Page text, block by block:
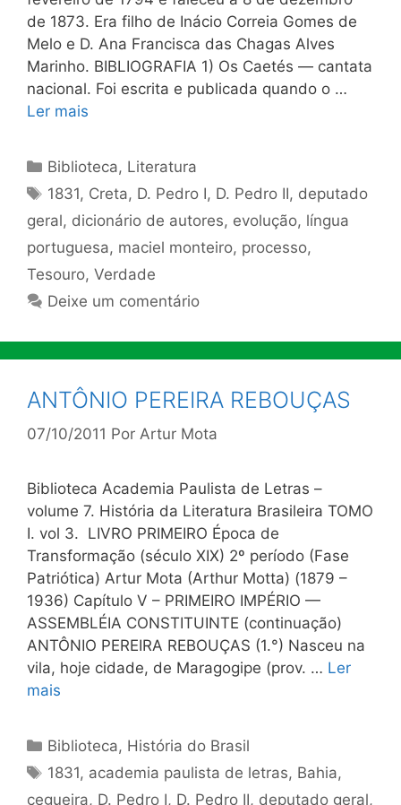
de 1873. Era filho de Inácio Correia Gomes de
Melo e D. Ana Francisca das Chagas Alves
Marinho. BIBLIOGRAFIA 1) Os Caetés — cantata
nacional. Foi escrita e publicada quando o …
Ler mais
Categorias
Biblioteca, Literatura
Tags
1831, Creta, D. Pedro I, D. Pedro II, deputado
geral, dicionário de autores, evolução, língua
portuguesa, maciel monteiro, processo,
Tesouro, Verdade
Deixe um comentário
ANTÔNIO PEREIRA REBOUÇAS
07/10/2011 Por Artur Mota
Biblioteca Academia Paulista de Letras –
volume 7. História da Literatura Brasileira TOMO
I. vol 3. LIVRO PRIMEIRO Época de
Transformação (século XIX) 2º período (Fase
Patriótica) Artur Mota (Arthur Motta) (1879 –
1936) Capítulo V – PRIMEIRO IMPÉRIO —
ASSEMBLÉIA CONSTITUINTE (continuação)
ANTÔNIO PEREIRA REBOUÇAS (1.°) Nasceu na
vila, hoje cidade, de Maragogipe (prov. … Ler
mais
Categorias
Biblioteca, História do Brasil
Tags
1831, academia paulista de letras, Bahia,
cegueira, D. Pedro I, D. Pedro II, deputado geral,